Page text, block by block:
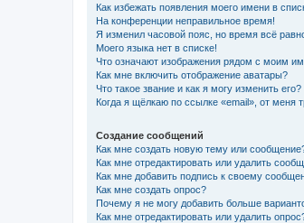
Как избежать появления моего имени в
На конференции неправильное время!
Я изменил часовой пояс, но время всё
Моего языка нет в списке!
Что означают изображения рядом с моим
Как мне включить отображение аватары?
Что такое звание и как я могу изменить его?
Когда я щёлкаю по ссылке «email», от меня
Создание сообщений
Как мне создать новую тему или
Как мне отредактировать или удалить
Как мне добавить подпись к своему
Как мне создать опрос?
Почему я не могу добавить больше
Как мне отредактировать или удалить